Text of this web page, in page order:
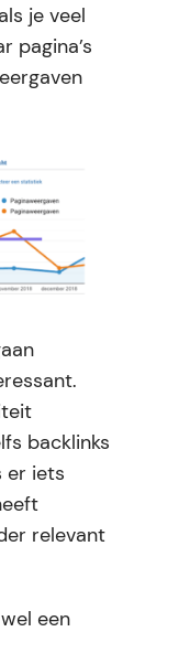
je veel
pagina’s
backlinks
er iets
relevant
een